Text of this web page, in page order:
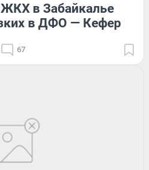
в Забайкалье
в ДФО — Кефер
67